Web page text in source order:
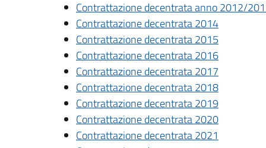
Contrattazione decentrata anno 2012/
Contrattazione decentrata 2014
Contrattazione decentrata 2015
Contrattazione decentrata 2016
Contrattazione decentrata 2017
Contrattazione decentrata 2018
Contrattazione decentrata 2019
Contrattazione decentrata 2020
Contrattazione decentrata 2021